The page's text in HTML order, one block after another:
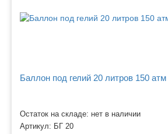
Баллон под гелий 20 литров 150 атм
Остаток на складе: нет в наличии
Артикул: БГ 20